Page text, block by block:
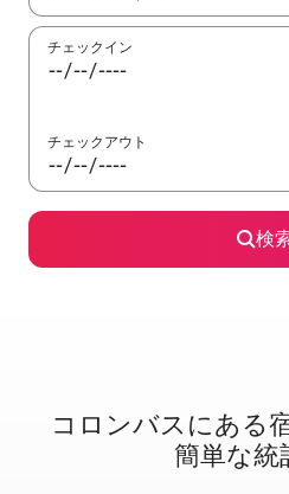
チェックイン
チェックアウト
検
コロンバスに⁠あ⁠る
簡⁠単⁠な統⁠